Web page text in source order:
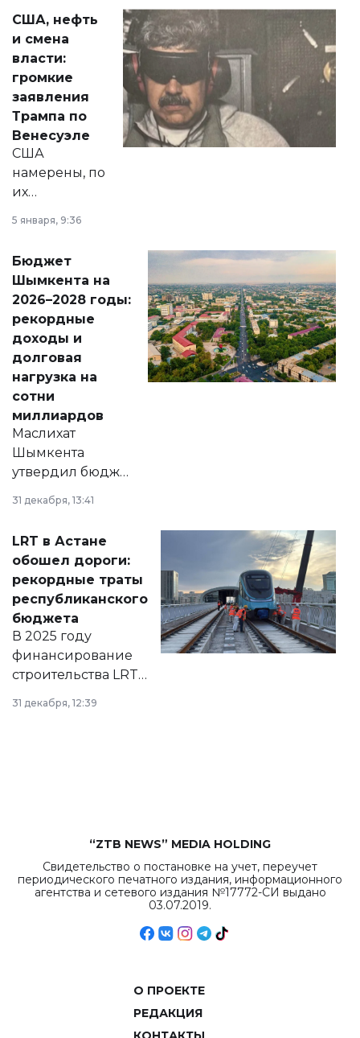
актуальных тем —
от слухов о
политических
реформах до
вопросов армии,
экономики и
личного здоровья.
США, нефть
и смена
власти:
громкие
заявления
Трампа по
Венесуэле
США
намерены, по
их
принести
народу
Венесуэлы.
5 января, 9:36
Бюджет
Шымкента на
2026–2028 годы:
рекордные
доходы и
долговая
нагрузка на
сотни
миллиардов
Маслихат
Шымкента
утвердил бюджет
города на 2026–
2028 годы.
документ
появился в базе
нормативных
правовых актов и
на сайте маслихат
города.
31 декабря, 13:41
LRT в Астане
обошел дороги:
рекордные траты
республиканского
бюджета
В 2025 году
финансирование
строительства LRT
в Астане из
республиканского
31 декабря, 12:39
“ZTB NEWS” MEDIA HOLDING
Свидетельство о постановке на учет, переучет
периодического печатного издания, информационного
агентства и сетевого издания №17772-СИ выдано
03.07.2019.
О ПРОЕКТЕ
РЕДАКЦИЯ